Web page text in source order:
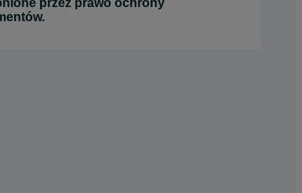
przez prawo ochrony